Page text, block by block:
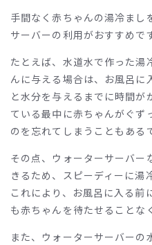
手間なく赤ちゃんの湯冷まし
サーバーの利用がおすすめで
たとえば、水道水で作った湯
んに与える場合は、お風呂に
と水分を与えるまでに時間が
ている最中に赤ちゃんがぐず
のを忘れてしまうこともある
その点、ウォーターサーバー
きるため、スピーディーに湯
これにより、お風呂に入る前
も赤ちゃんを待たせることな
また、ウォーターサーバーの